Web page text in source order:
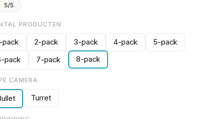
5/5
PRODUCTEN
pack 2-pack 3-pack 4-pack
5-pack
pack
7-pack 8-pack
CAMERA
Turret